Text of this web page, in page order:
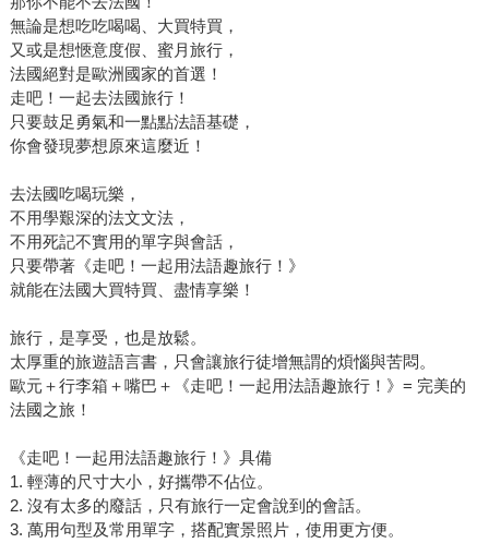
無論是想吃吃喝喝、大買特買，
又或是想愜意度假、蜜月旅行，
法國絕對是歐洲國家的首選！
走吧！一起去法國旅行！
只要鼓足勇氣和一點點法語基礎，
你會發現夢想原來這麼近！
去法國吃喝玩樂，
不用學艱深的法文文法，
不用死記不實用的單字與會話，
只要帶著《走吧！一起用法語趣旅行！》
就能在法國大買特買、盡情享樂！
旅行，是享受，也是放鬆。
太厚重的旅遊語言書，只會讓旅行徒增無謂的煩惱與苦悶。
歐元＋行李箱＋嘴巴＋《走吧！一起用法語趣旅行！》= 完美的
法國之旅！
《走吧！一起用法語趣旅行！》具備
1. 輕薄的尺寸大小，好攜帶不佔位。
2. 沒有太多的廢話，只有旅行一定會說到的會話。
3. 萬用句型及常用單字，搭配實景照片，使用更方便。